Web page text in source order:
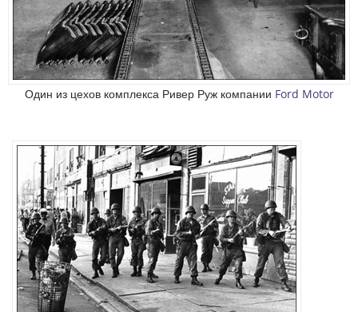
Один из цехов комплекса Ривер Руж компании Ford Motor